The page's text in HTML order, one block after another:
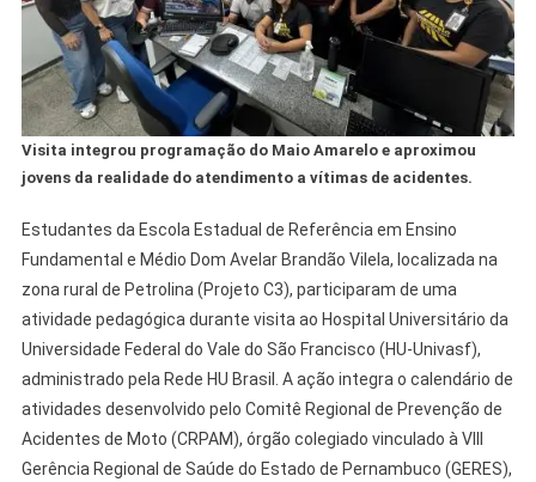
Visita integrou programação do Maio Amarelo e aproximou
jovens da realidade do atendimento a vítimas de acidentes.
Estudantes da Escola Estadual de Referência em Ensino
Fundamental e Médio Dom Avelar Brandão Vilela, localizada na
zona rural de Petrolina (Projeto C3), participaram de uma
atividade pedagógica durante visita ao Hospital Universitário da
Universidade Federal do Vale do São Francisco (HU-Univasf),
administrado pela Rede HU Brasil. A ação integra o calendário de
atividades desenvolvido pelo Comitê Regional de Prevenção de
Acidentes de Moto (CRPAM), órgão colegiado vinculado à VIII
Gerência Regional de Saúde do Estado de Pernambuco (GERES),